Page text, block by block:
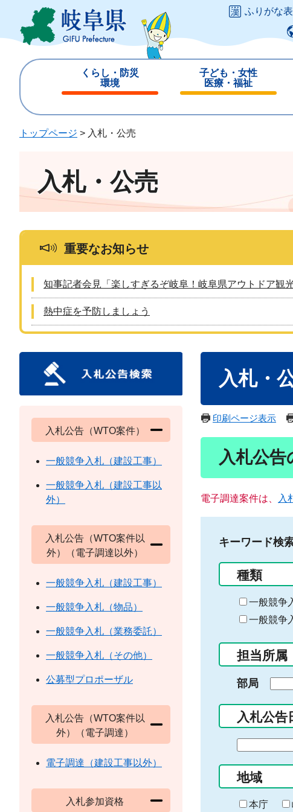
ジ
ュ
ふりがな
くらし・防災
環境
じ
子ども・女性
医療・福祉
じ
トップページ > 入札・公売
入札・公売
重要なお知らせ
知事記者会見「楽しすぎるぞ岐阜！岐阜県アウトドア観
熱中症を予防しましょう
入札・
印刷ページ表示
入札公告
電子調達案件は、 入
キーワード検
種類
一般競争
一般競争
担当所属
部局
入札公告
の
始
ま
地域
本庁
入札公告（WTO案件）
一般競争入札（建設工事）
一般競争入札（建設工事以
外）
入札公告（WTO案件以
外）（電子調達以外）
一般競争入札（建設工事）
一般競争入札（物品）
一般競争入札（業務委託）
一般競争入札（その他）
公募型プロポーザル
入札公告（WTO案件以
外）（電子調達）
電子調達（建設工事以外）
入札参加資格